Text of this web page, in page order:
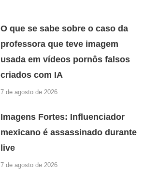
O que se sabe sobre o caso da
professora que teve imagem
usada em vídeos pornôs falsos
criados com IA
7 de agosto de 2026
Imagens Fortes: Influenciador
mexicano é assassinado durante
live
7 de agosto de 2026